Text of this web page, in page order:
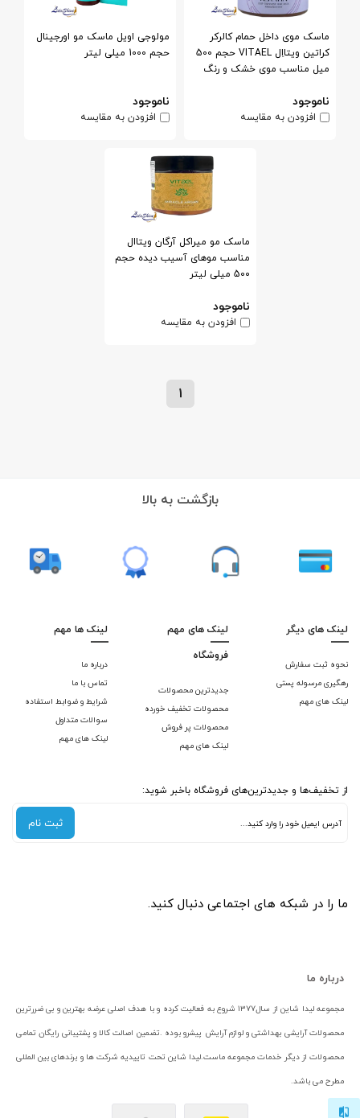
ماسک موی داخل حمام کالرکر
کراتین ویتااِل VITAEL حجم 500
میل مناسب موی خشک و رنگ
ناموجود
افزودن به مقایسه
مولوجی اویل ماسک مو اورجینال
حجم 1000 میلی لیتر
ناموجود
افزودن به مقایسه
ماسک مو میراکل آرگان ویتاال
مناسب موهای آسیب دیده حجم
500 میلی لیتر
ناموجود
افزودن به مقایسه
1
بازگشت به بالا
لینک های دیگر
نحوه ثبت سفارش
رهگیری مرسوله پستی
لینک های مهم
لینک های مهم
فروشگاه
جدیدترین محصولات
محصولات تخفیف خورده
محصولات پر فروش
لینک های مهم
لینک ها مهم
درباره ما
تماس با ما
شرایط و ضوابط استفاده
سوالات متداول
لینک های مهم
از تخفیف‌ها و جدیدترین‌های فروشگاه باخبر شوید:
ثبت نام
ما را در شبکه های اجتماعی دنبال کنید.
درباره ما
مجموعه لیدا شاین از سال۱۳۷۷ شروع به فعالیت کرده و با هدف اصلی عرضه بهترین و بی ضررترین
محصولات آرایشی بهداشتی و لوازم آرایش پیشرو بوده .تضمین اصالت کالا و پشتیبانی رایگان تمامی
محصولات از دیگر خدمات مجموعه ماست.لیدا شاین تحت تاییدیه شرکت ها و برندهای بین المللی
مطرح می باشد.